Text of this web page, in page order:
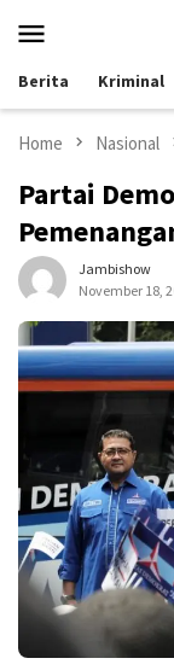
Berita Kriminal
Home Nasional
Partai
Jambishow
November 18,